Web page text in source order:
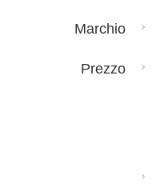
Marchio
Prezzo